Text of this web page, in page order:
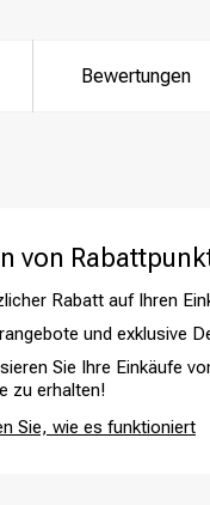
Bewertungen
von
Rabatt auf Ihren
und exklusive
Sie Ihre Einkäufe
zu erhalten!
Sie, wie es funktioniert